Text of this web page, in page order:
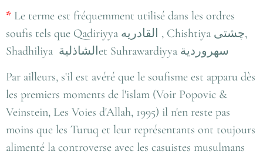
* Le terme est fréquemment utilisé dans les ordres
soufis tels que Qadiriyya القادريه , Chishtiya چشتی,
Shadhiliya الشاذلية et Suhrawardiyya سهروردية
Par ailleurs, s'il est avéré que le soufisme est apparu dès
les premiers moments de l'islam (Voir Popovic &
Veinstein, Les Voies d'Allah, 1995) il n'en reste pas
moins que les Turuq et leur représentants ont toujours
alimenté la controverse avec les casuistes musulmans